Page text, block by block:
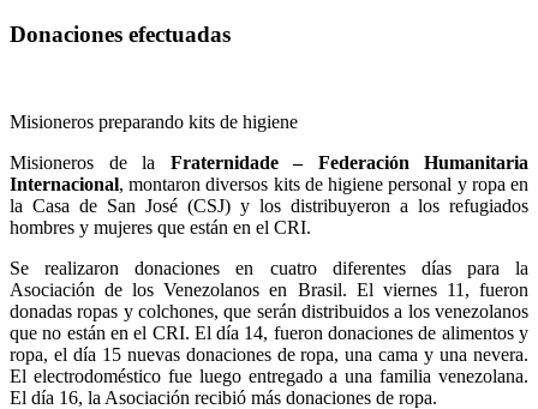
Donaciones efectuadas
Misioneros preparando kits de higiene
Misioneros de la Fraternidade – Federación Humanitaria
Internacional, montaron diversos kits de higiene personal y ropa en
la Casa de San José (CSJ) y los distribuyeron a los refugiados
hombres y mujeres que están en el CRI.
Se realizaron donaciones en cuatro diferentes días para la
Asociación de los Venezolanos en Brasil. El viernes 11, fueron
donadas ropas y colchones, que serán distribuidos a los venezolanos
que no están en el CRI. El día 14, fueron donaciones de alimentos y
ropa, el día 15 nuevas donaciones de ropa, una cama y una nevera.
El electrodoméstico fue luego entregado a una familia venezolana.
El día 16, la Asociación recibió más donaciones de ropa.